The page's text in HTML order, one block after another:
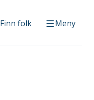
Finn folk Meny